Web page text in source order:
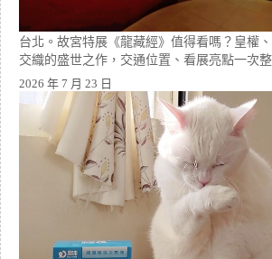
台北。故宮特展《龍藏經》值得看嗎？皇權
交織的盛世之作，交通位置、看展亮點一次
2026 年 7 月 23 日